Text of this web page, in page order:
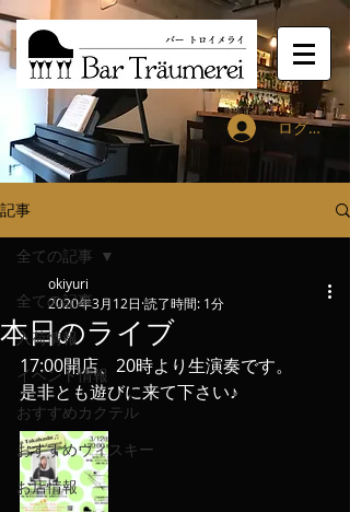
ログイン
記事
全ての記事
入荷情報
イベント情報
おすすめカクテル
おすすめウィスキー
お店情報
全ての記事
本日のライブ
okiyuri
2020年3月12日 読了時間: 1分
17:00開店、20時より生演奏です。
是非とも遊びに来て下さい♪